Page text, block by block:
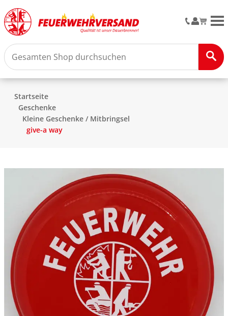
Startseite
Geschenke
Kleine Geschenke / Mitbringsel
give-a way